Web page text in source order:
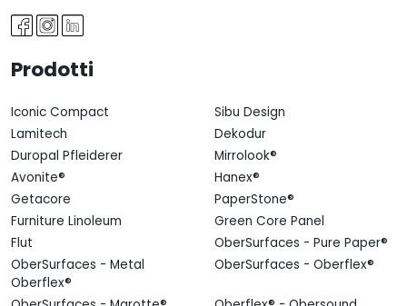
Prodotti
Iconic Compact
Sibu Design
Lamitech
Dekodur
Duropal Pfleiderer
Mirrolook®
Avonite®
Hanex®
Getacore
PaperStone®
Furniture Linoleum
Green Core Panel
Flut
OberSurfaces - Pure Paper®
OberSurfaces - Metal
Oberflex®
OberSurfaces - Oberflex®